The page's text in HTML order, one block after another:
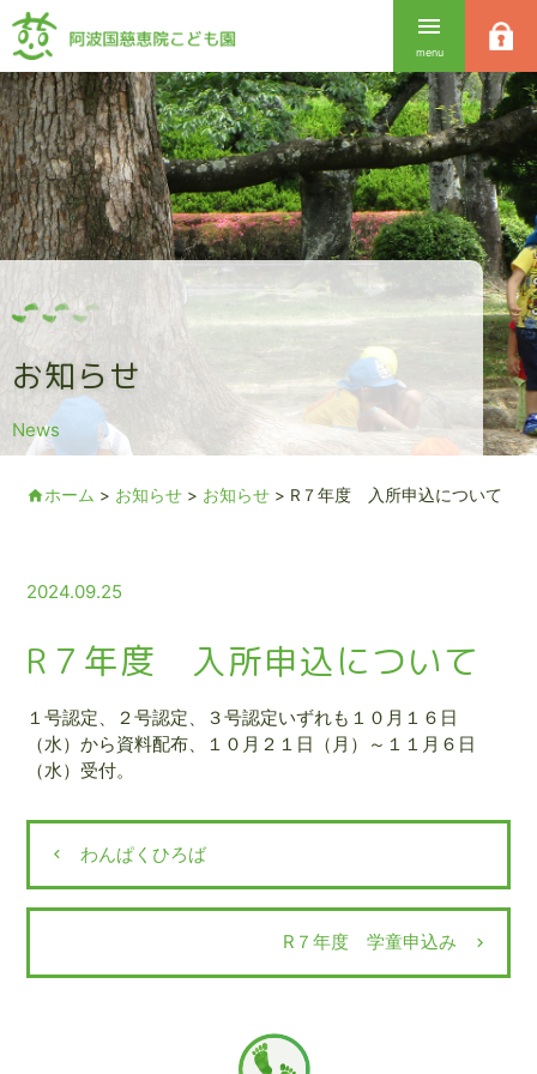
Skip
content
menu
お知らせ
News
homeホーム > お知らせ > お知らせ > R７年度 入所申込について
2024.09.25
R７年度 入所申込について
１号認定、２号認定、３号認定いずれも１０月１６日
（水）から資料配布、１０月２１日（月）～１１月６日
（水）受付。
投
稿
ビ
わんぱくひろば
R７年度 学童申込み